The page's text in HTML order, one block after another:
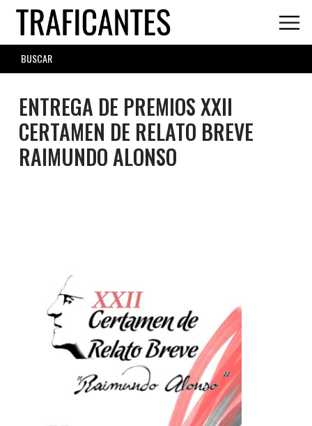
Skip
main
content
SEARCH
FORM
ENTREGA DE PREMIOS XXII
CERTAMEN DE RELATO BREVE
RAIMUNDO ALONSO